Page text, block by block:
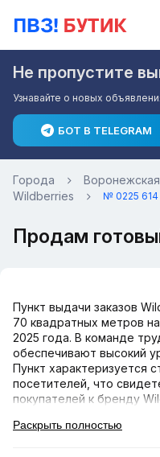
Не пропустите
Узнавайте о новых
БОТ В TELEGRAM
Города
Wildberries
№ 0225 614
Продам
Пункт выдачи заказов
70 квадратных метров
2025 года. В команде
обеспечивают высокий
Пункт характеризуется
посетителей, что
покупателей к бренду
управление
Раскрыть полностью